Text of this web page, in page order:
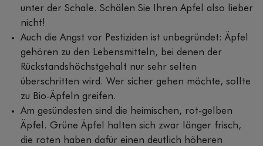
unter der Schale. Schälen Sie Ihren Apfel also lieber
nicht!
Auch die Angst vor Pestiziden ist unbegründet: Äpfel
gehören zu den Lebensmitteln, bei denen der
Rückstandshöchstgehalt nur sehr selten
überschritten wird. Wer sicher gehen möchte, sollte
zu Bio-Äpfeln greifen.
Am gesündesten sind die heimischen, rot-gelben
Äpfel. Grüne Äpfel halten sich zwar länger frisch,
die roten haben dafür einen deutlich höheren